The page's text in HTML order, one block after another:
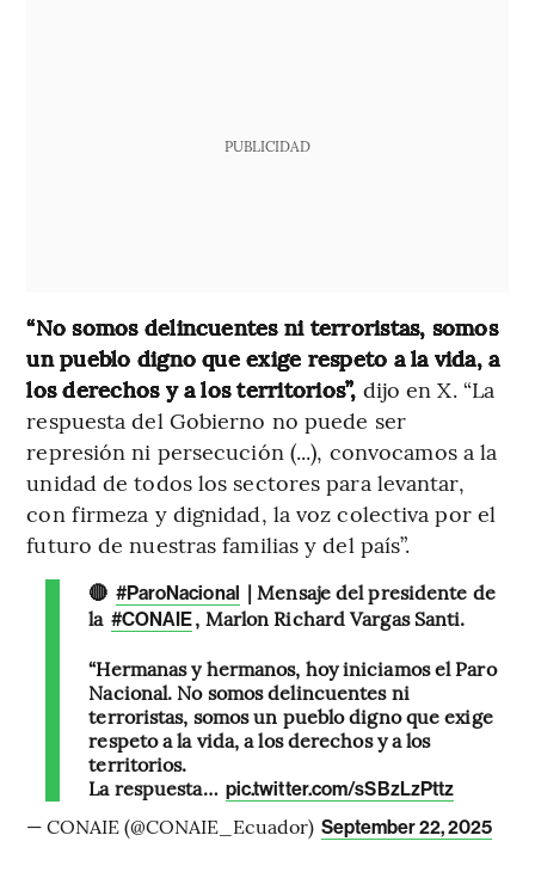
PUBLICIDAD
“No somos delincuentes ni terroristas, somos
un pueblo digno que exige respeto a la vida, a
los derechos y a los territorios”, dijo en X. “La
respuesta del Gobierno no puede ser
represión ni persecución (...), convocamos a la
unidad de todos los sectores para levantar,
con firmeza y dignidad, la voz colectiva por el
futuro de nuestras familias y del país”.
🔴 #ParoNacional | Mensaje del presidente de
la #CONAIE, Marlon Richard Vargas Santi.
“Hermanas y hermanos, hoy iniciamos el Paro
Nacional. No somos delincuentes ni
terroristas, somos un pueblo digno que exige
respeto a la vida, a los derechos y a los
territorios.
La respuesta… pic.twitter.com/sSBzLzPttz
— CONAIE (@CONAIE_Ecuador) September 22, 2025